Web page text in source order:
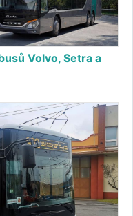
Volvo, Setra a